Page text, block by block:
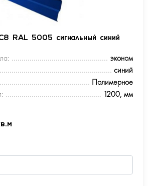
С8 RAL 5005 сигнальный синий
эконом
синий
Полимерное
1200, мм